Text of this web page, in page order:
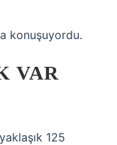
konuşuyordu.
VAR
125